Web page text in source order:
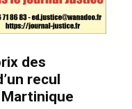
des
recul